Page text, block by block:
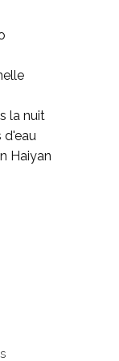
la nuit
d'eau
Haiyan